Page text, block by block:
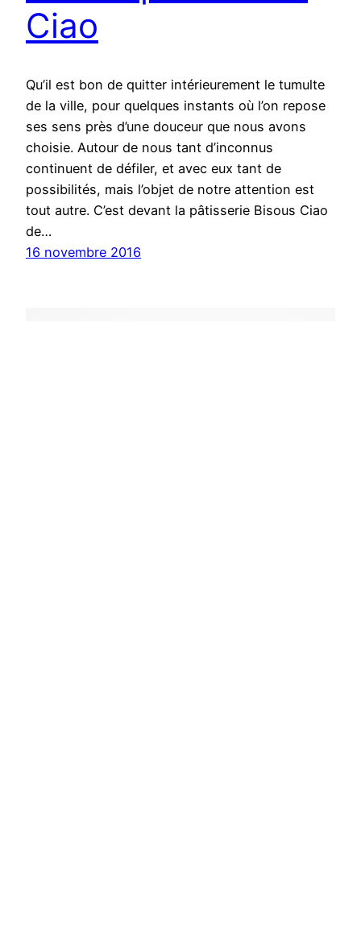
Ciao
Qu’il est bon de quitter intérieurement le tumulte
de la ville, pour quelques instants où l’on repose
ses sens près d’une douceur que nous avons
choisie. Autour de nous tant d’inconnus
continuent de défiler, et avec eux tant de
possibilités, mais l’objet de notre attention est
tout autre. C’est devant la pâtisserie Bisous Ciao
de…
16 novembre 2016